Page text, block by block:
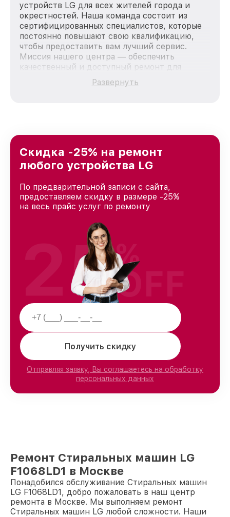
устройств LG для всех жителей города и
окрестностей. Наша команда состоит из
сертифицированных специалистов, которые
постоянно повышают свою квалификацию,
чтобы предоставить вам лучший сервис.
Миссия нашего центра — обеспечить
качественный и доступный ремонт для
каждого пользователя продукции LG, вне
зависимости от сложности поломки. Мы
и лояльности наших клиентов.
Развернуть
Скидка -25% на ремонт
любого устройства LG
По предварительной записи с сайта,
предоставляем скидку в размере -25%
на весь прайс услуг по ремонту
Получить скидку
Отправляя заявку, Вы соглашаетесь на обработку
персональных данных
25%
OFF
Ремонт Стиральных машин LG
F1068LD1 в Москве
Понадобился обслуживание Стиральных машин
LG F1068LD1, добро пожаловать в наш центр
ремонта в Москве. Мы выполняем ремонт
Стиральных машин LG любой сложности. Наши